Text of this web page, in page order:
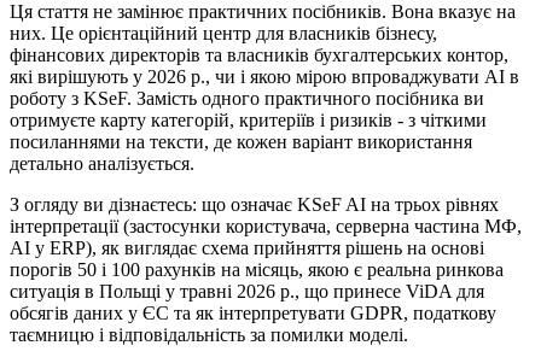
Ця стаття не замінює практичних посібників. Вона вказує на
них. Це орієнтаційний центр для власників бізнесу,
фінансових директорів та власників бухгалтерських контор,
які вирішують у 2026 р., чи і якою мірою впроваджувати AI в
роботу з KSeF. Замість одного практичного посібника ви
отримуєте карту категорій, критеріїв і ризиків - з чіткими
посиланнями на тексти, де кожен варіант використання
детально аналізується.
З огляду ви дізнаєтесь: що означає KSeF AI на трьох рівнях
інтерпретації (застосунки користувача, серверна частина МФ,
AI у ERP), як виглядає схема прийняття рішень на основі
порогів 50 і 100 рахунків на місяць, якою є реальна ринкова
ситуація в Польщі у травні 2026 р., що принесе ViDA для
обсягів даних у ЄС та як інтерпретувати GDPR, податкову
таємницю і відповідальність за помилки моделі.